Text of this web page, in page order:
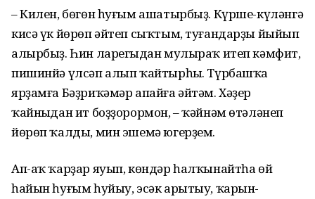
– Килен, бөгөн һуғым ашатырбыҙ. Күрше-күләнгә
кисә үк йөрөп әйтеп сыҡтым, туғандарҙы йыйып
алырбыҙ. Һин ларегыңдан мулыраҡ итеп кәмфит,
пишинйә үлсәп алып ҡайтырһың. Түрбашҡа
ярҙамға Бәҙриҡәмәр апайға әйтәм. Хәҙер
ҡайныңдан ит боҙҙорормон, – ҡәйнәм өтәләнеп
йөрөп ҡалды, мин эшемә югерҙем.
Ап-аҡ ҡарҙар яуып, көндәр һалҡынайтһа өй
һайын һуғым һуйыу, эсәк арытыу, ҡарын-